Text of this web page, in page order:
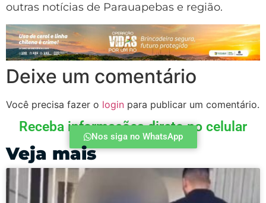
outras notícias de Parauapebas e região.
Deixe um comentário
Você precisa fazer o login para publicar um comentário.
Receba informações direto no celular
Nos siga no WhatsApp
Veja mais